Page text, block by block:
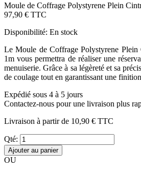
Moule de Coffrage Polystyrene Plein
97,90 € TTC
Disponibilité: En stock
Le Moule de Coffrage Polystyrene Plein
1m vous permettra de réaliser une
menuiserie. Grâce à sa légèreté et sa
de coulage tout en garantissant une
Expédié sous 4 à 5 jours
Contactez-nous pour une livraison plus
Livraison à partir de 10,90 € TTC
Qté:
Ajouter au panier
OU